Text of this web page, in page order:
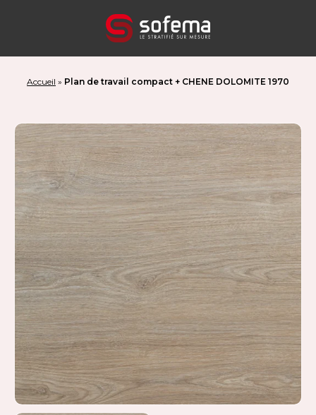
Accueil » Plan de travail compact + CHENE DOLOMITE 1970